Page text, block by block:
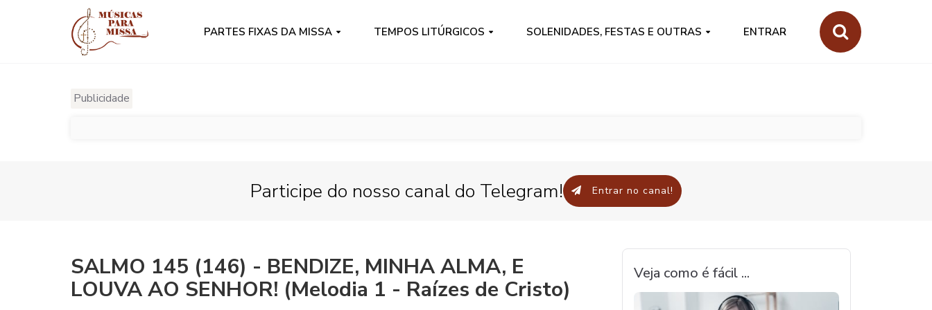
PARTES FIXAS DA MISSA TEMPOS LITÚRGICOS SOLENIDADES, FESTAS E OUTRAS ENTRAR
Publicidade
Participe do nosso canal do Telegram! Entrar no canal!
SALMO 145 (146) - BENDIZE, MINHA ALMA, E
LOUVA AO SENHOR! (Melodia 1 - Raízes de Cristo)
Veja como é fácil ...